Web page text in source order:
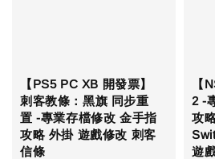
【PS5 PC XB 開發票】
刺客教條：黑旗 同步重
置 -專業存檔修改 金手指
攻略 外掛 遊戲修改 刺客
信條
【
2 -
攻
遊